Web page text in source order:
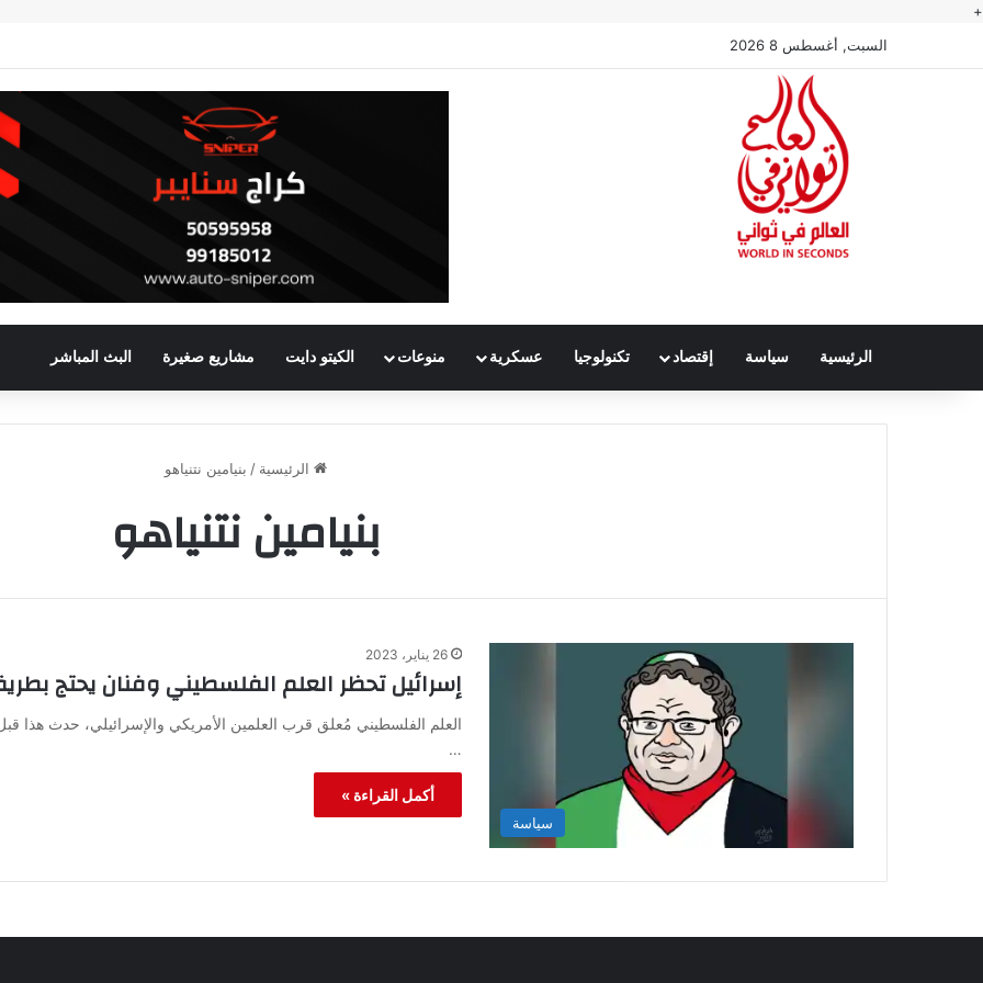
+
السبت, أغسطس 8 2026
الرئيسية سياسة إقتصاد تكنولوجيا عسكرية منوعات الكيتو دايت مشاريع صغيرة البث المباشر
الرئيسية / بنيامين نتنياهو
بنيامين نتنياهو
سياسة
26 يناير، 2023
إسرائيل تحظر العلم الفلسطيني وفنان يحتج
العلم الفلسطيني مُعلق قرب العلمين الأمريكي والإسرائيلي، حدث هذا
…
أكمل القراءة »